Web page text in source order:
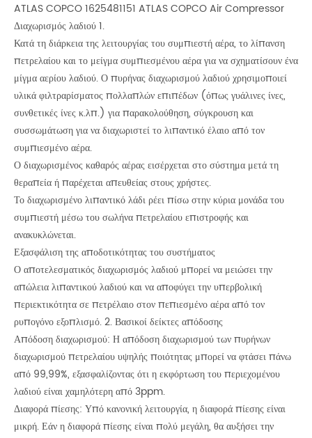
ATLAS COPCO 1625481151 ATLAS COPCO Air Compressor
Διαχωρισμός λαδιού 1.
Κατά τη διάρκεια της λειτουργίας του συμπιεστή αέρα, το λίπανση
πετρελαίου και το μείγμα συμπιεσμένου αέρα για να σχηματίσουν ένα
μίγμα αερίου λαδιού. Ο πυρήνας διαχωρισμού λαδιού χρησιμοποιεί
υλικά φιλτραρίσματος πολλαπλών επιπέδων (όπως γυάλινες ίνες,
συνθετικές ίνες κ.λπ.) για παρακολούθηση, σύγκρουση και
συσσωμάτωση για να διαχωριστεί το λιπαντικό έλαιο από τον
συμπιεσμένο αέρα.
Ο διαχωρισμένος καθαρός αέρας εισέρχεται στο σύστημα μετά τη
θεραπεία ή παρέχεται απευθείας στους χρήστες.
Το διαχωρισμένο λιπαντικό λάδι ρέει πίσω στην κύρια μονάδα του
συμπιεστή μέσω του σωλήνα πετρελαίου επιστροφής και
ανακυκλώνεται.
Εξασφάλιση της αποδοτικότητας του συστήματος
Ο αποτελεσματικός διαχωρισμός λαδιού μπορεί να μειώσει την
απώλεια λιπαντικού λαδιού και να αποφύγει την υπερβολική
περιεκτικότητα σε πετρέλαιο στον πεπιεσμένο αέρα από τον
ρυπογόνο εξοπλισμό. 2. Βασικοί δείκτες απόδοσης
Απόδοση διαχωρισμού: Η απόδοση διαχωρισμού των πυρήνων
διαχωρισμού πετρελαίου υψηλής ποιότητας μπορεί να φτάσει πάνω
από 99,99%, εξασφαλίζοντας ότι η εκφόρτωση του περιεχομένου
λαδιού είναι χαμηλότερη από 3ppm.
Διαφορά πίεσης: Υπό κανονική λειτουργία, η διαφορά πίεσης είναι
μικρή. Εάν η διαφορά πίεσης είναι πολύ μεγάλη, θα αυξήσει την